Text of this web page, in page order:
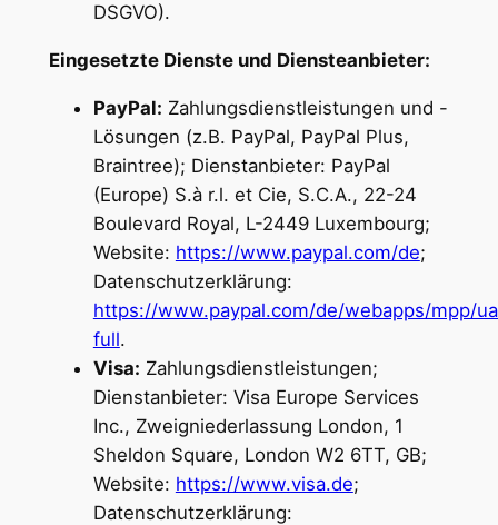
DSGVO).
Eingesetzte Dienste und Diensteanbieter:
PayPal: Zahlungsdienstleistungen und -
Lösungen (z.B. PayPal, PayPal Plus,
Braintree); Dienstanbieter: PayPal
(Europe) S.à r.l. et Cie, S.C.A., 22-24
Boulevard Royal, L-2449 Luxembourg;
Website: https://www.paypal.com/de;
Datenschutzerklärung:
https://www.paypal.com/de/webapps/mpp/
full.
Visa: Zahlungsdienstleistungen;
Dienstanbieter: Visa Europe Services
Inc., Zweigniederlassung London, 1
Sheldon Square, London W2 6TT, GB;
Website: https://www.visa.de;
Datenschutzerklärung: